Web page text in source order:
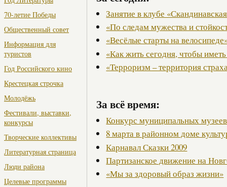
70-летие Победы
Общественный совет
Информация для
туристов
Год Российского кино
Крестецкая строчка
Молодёжь
Фестивали, выставки,
конкурсы
Творческие коллективы
Литературная страница
Люди района
Целевые программы
Занятие в клубе
«По следам мужества и
«Весёлые старты на
«Как жить сегодня, чтобы
«Терроризм – территория
За всё время:
Конкурс муниципальных музеев
8 марта в районном доме
Карнавал Сказки 2009
Партизанское движение на
«Мы за здоровый образ жизни»